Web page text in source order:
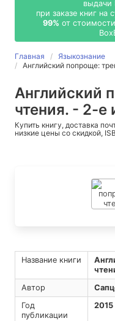
выдачи
при заказе книг на
99% от
Главная
Языкознание
Английский попроще:
Английский
чтения. - 2-е
Купить книгу, доставка
низкие цены со скидкой,
Название книги
Автор
Год
публикации
2015